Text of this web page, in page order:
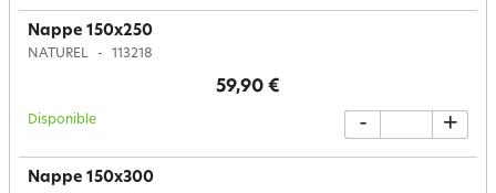
Nappe 150x250
NATUREL 113218
59,90 €
Disponible - +
Nappe 150x300